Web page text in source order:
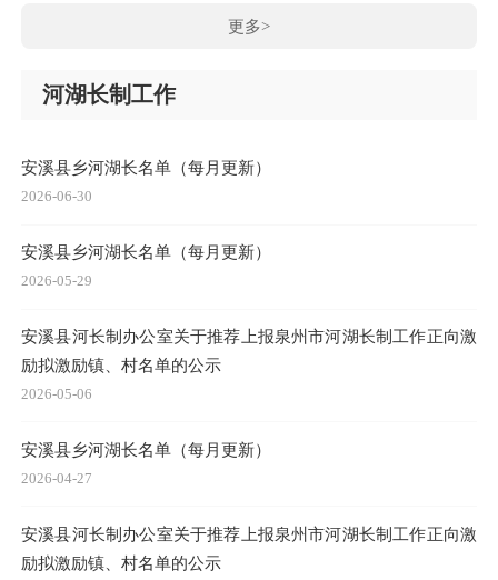
更多>
河湖长制工作
安溪县乡河湖长名单（每月更新）
2026-06-30
安溪县乡河湖长名单（每月更新）
2026-05-29
安溪县河长制办公室关于推荐上报泉州市河湖长制工作正向激
励拟激励镇、村名单的公示
2026-05-06
安溪县乡河湖长名单（每月更新）
2026-04-27
安溪县河长制办公室关于推荐上报泉州市河湖长制工作正向激
励拟激励镇、村名单的公示